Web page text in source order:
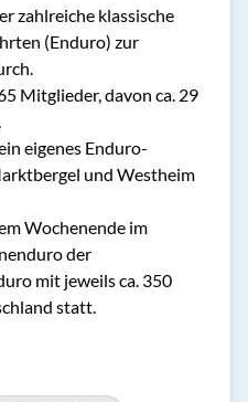
zahlreiche klassische
(Enduro) zur
Mitglieder, davon ca. 29
eigenes Enduro-
und Westheim
Wochenende im
der
mit jeweils ca. 350
statt.